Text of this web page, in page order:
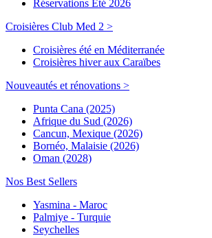
Réservations Eté 2026
Croisières Club Med 2 >
Croisières été en Méditerranée
Croisières hiver aux Caraïbes
Nouveautés et rénovations >
Punta Cana (2025)
Afrique du Sud (2026)
Cancun, Mexique (2026)
Bornéo, Malaisie (2026)
Oman (2028)
Nos Best Sellers
Yasmina - Maroc
Palmiye - Turquie
Seychelles